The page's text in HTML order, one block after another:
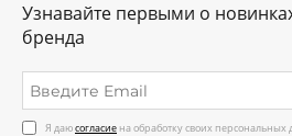
Узнавайте первыми о
бренда
Я даюсогласие на обработку своих персональных